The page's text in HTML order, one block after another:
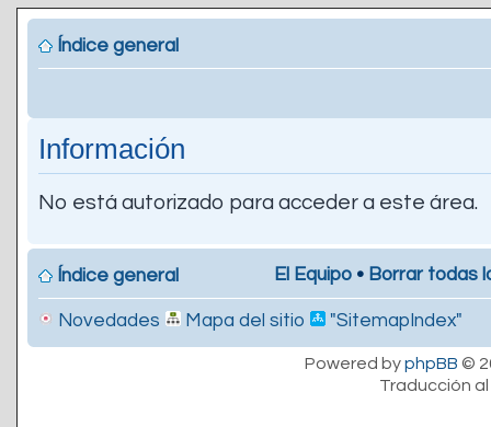
Índice general
Información
No está autorizado para acceder a este área.
Índice general El Equipo • Borrar todas
Novedades Mapa del sitio "SitemapIndex"
Powered byphpBB ©
Traducción